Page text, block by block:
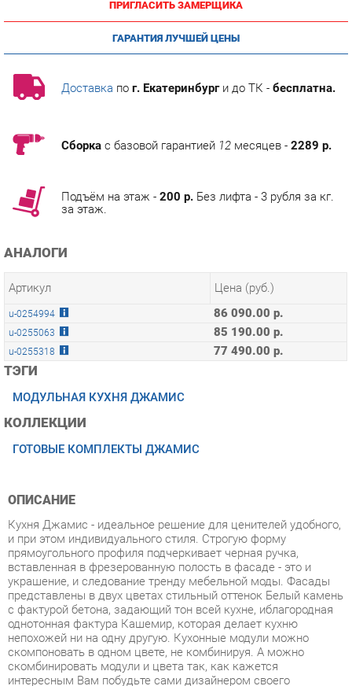
ГАРАНТИЯ ЛУЧШЕЙ ЦЕНЫ
Доставкапог. Екатеринбурги до ТК -бесплатна.
АНАЛОГИ
Артикул
u-0254994 86 090.00 р.
u-0255063 85 190.00 р.
u-0255318 77 490.00 р.
ТЭГИ
МОДУЛЬНАЯ КУХНЯ ДЖАМИС
КОЛЛЕКЦИИ
ГОТОВЫЕ КОМПЛЕКТЫ ДЖАМИС
ОПИСАНИЕ
прямоугольного профиля подчеркивает черная ручка,
украшение, и следование тренду мебельной моды. Фасады
представлены в двух цветах стильный оттенок Белый камень
с фактурой бетона, задающий тон всей кухне, иблагородная
однотонная фактура Кашемир, которая делает кухню
непохожей ни на одну другую. Кухонные модули можно
скомпоновать в одном цвете, не комбинируя. А можно
скомбинировать модули и цвета так, как кажется
интересным Вам побудьте сами дизайнером своего
интерьера - это интересно и в результате будет радовать
воплощением мечты. Вставки из стекла сатин делают кухню,
более легкой, а дизайн не стандартным. Благодаря широкому
модульному ряду кухни Джамис, можно обустроить каждый